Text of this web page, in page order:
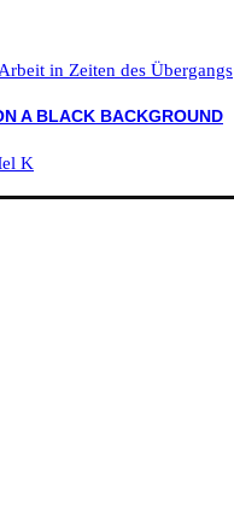
in Zeiten des Übergangs
K